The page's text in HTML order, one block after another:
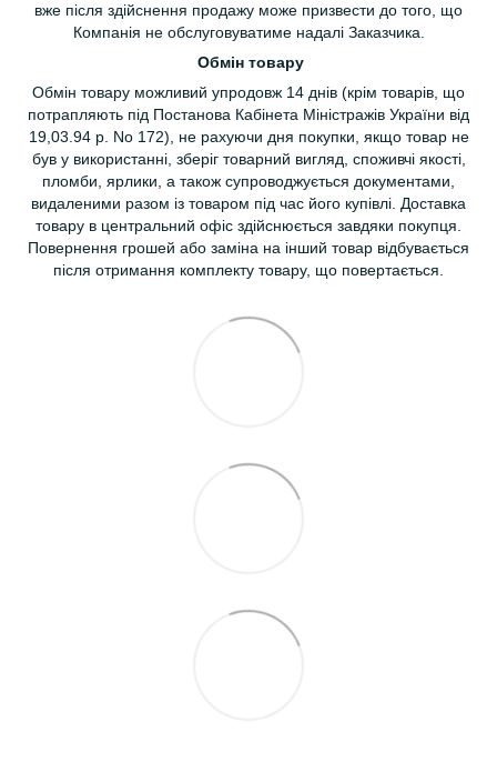
вже після здійснення продажу може призвести до того, що
Компанія не обслуговуватиме надалі Заказчика.
Обмін товару
Обмін товару можливий упродовж 14 днів (крім товарів, що
потрапляють під Постанова Кабінета Міністражів України від
19,03.94 р. No 172), не рахуючи дня покупки, якщо товар не
був у використанні, зберіг товарний вигляд, споживчі якості,
пломби, ярлики, а також супроводжується документами,
видаленими разом із товаром під час його купівлі. Доставка
товару в центральний офіс здійснюється завдяки покупця.
Повернення грошей або заміна на інший товар відбувається
після отримання комплекту товару, що повертається.